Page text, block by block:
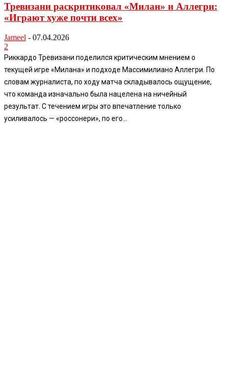
Тревизани раскритиковал «Милан» и Аллегри:
«Играют хуже почти всех»
Jameel - 07.04.2026
2
Риккардо Тревизани поделился критическим мнением о
текущей игре «Милана» и подходе Массимилиано Аллегри. По
словам журналиста, по ходу матча складывалось ощущение,
что команда изначально была нацелена на ничейный
результат. С течением игры это впечатление только
усиливалось — «россонери», по его...